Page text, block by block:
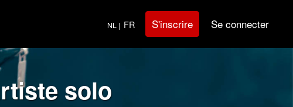
NL | FR S'inscrire Se connecter
solo